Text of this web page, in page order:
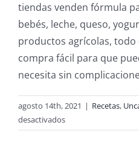
tiendas venden fórmula
bebés, leche, queso,
productos agrícolas,
compra fácil para que
necesita sin
agosto 14th, 2021 | Recetas,
desactivadosen
Receta